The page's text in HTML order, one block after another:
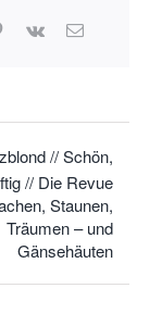
Pinterest
Vk
E-
// Schön,
// Die Revue
Staunen,
Träumen – und
Gänsehäuten